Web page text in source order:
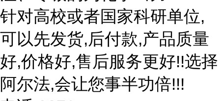
针对高校或者国家科研单位,
可以先发货,后付款,产品质量
好,价格好,售后服务更好!!选择
阿尔法,会让您事半功倍!!!